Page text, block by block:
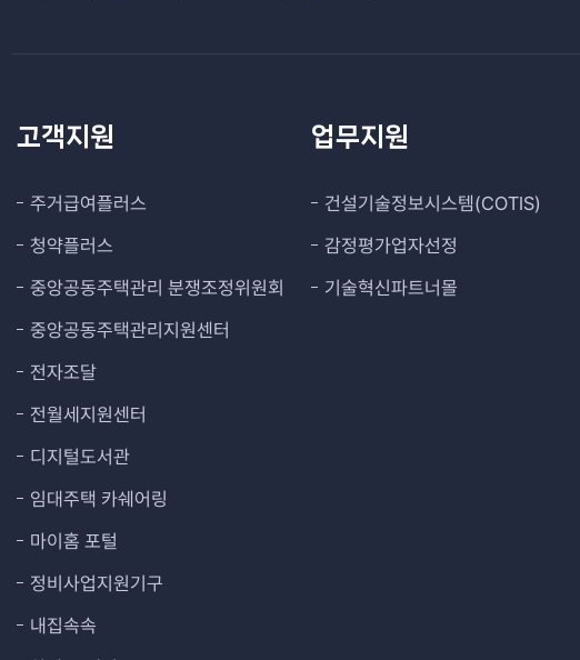
고객지원
주거급여플러스
청약플러스
중앙공동주택관리 분쟁조정위원회
중앙공동주택관리지원센터
전자조달
전월세지원센터
디지털도서관
임대주택 카쉐어링
마이홈 포털
정비사업지원기구
내집속속
업무지원
건설기술정보시스템(COTIS)
감정평가업자선정
기술혁신파트너몰